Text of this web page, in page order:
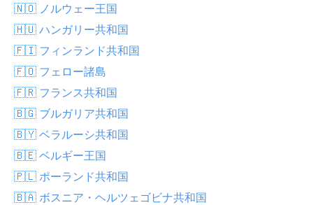
🇳🇴 ノルウェー王国
🇭🇺 ハンガリー共和国
🇫🇮 フィンランド共和国
🇫🇴 フェロー諸島
🇫🇷 フランス共和国
🇧🇬 ブルガリア共和国
🇧🇾 ベラルーシ共和国
🇧🇪 ベルギー王国
🇵🇱 ポーランド共和国
🇧🇦 ボスニア・ヘルツェゴビナ共和国